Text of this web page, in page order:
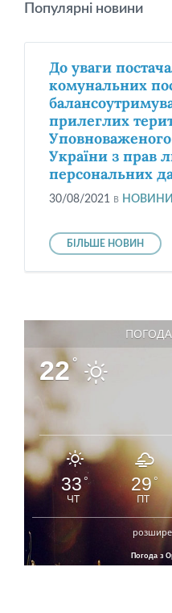
Популярні новини
До уваги
комунальних
прилеглих
України з прав
персональних
30/08/2021 в НОВИНИ
БІЛЬШЕ НОВИН
22°
33 °
ЧТ
29°
ПТ
Погода з